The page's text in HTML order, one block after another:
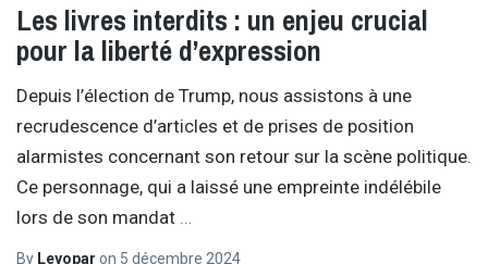
Les livres interdits : un enjeu crucial
pour la liberté d’expression
Depuis l’élection de Trump, nous assistons à une
recrudescence d’articles et de prises de position
alarmistes concernant son retour sur la scène politique.
Ce personnage, qui a laissé une empreinte indélébile
lors de son mandat
By Leyopar on 5 décembre 2024